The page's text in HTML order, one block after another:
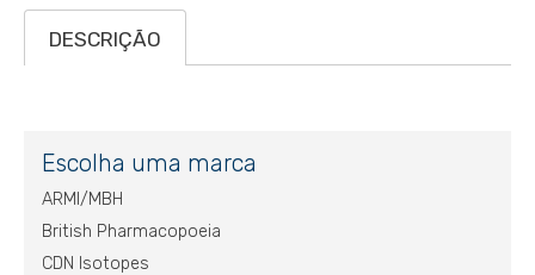
DESCRIÇÃO
Escolha uma marca
ARMI/MBH
British Pharmacopoeia
CDN Isotopes